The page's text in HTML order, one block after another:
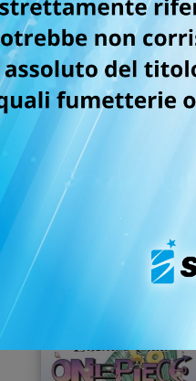
EDENS ZERO n. 19
06/09/2023